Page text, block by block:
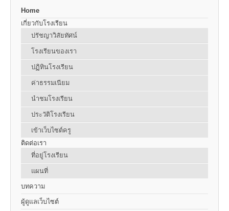
Home
เกี่ยวกับโรงเรียน
ปรัชญาวิสัยทัศน์
โรงเรียนของเรา
ปฏิทินโรงเรียน
ค่าธรรมเนียม
นำชมโรงเรียน
ประวัติโรงเรียน
เข้าเว็บไซต์ครู
ติดต่อเรา
ที่อยู่โรงเรียน
แผนที่
บทความ
ผู้ดูแลเว็บไซต์